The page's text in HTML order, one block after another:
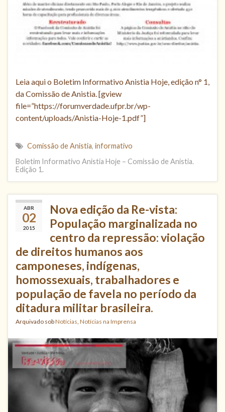
Leia aqui o Boletim Informativo Anistia Hoje, edição n° 1,
da Comissão de Anistia. [gview
file=”https://forumverdade.ufpr.br/wp-
content/uploads/Anistia-Hoje-1.pdf”]
Comissão de Anistia, informativo
Boletim Informativo Anistia Hoje – Comissão de Anistia.
Edição 1.
ABR
02
2015
Nova edição da Re-vista:
População marginalizada no
centro da repressão: violação
de direitos humanos aos
camponeses, indígenas,
homossexuais, trabalhadores e
população de favela no período da
ditadura militar brasileira.
Arquivado sobNotícias Notícias na Imprensa